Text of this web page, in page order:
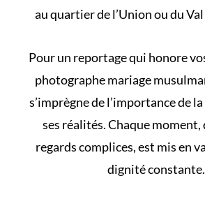
au quartier de l’Union ou du
Pour un reportage qui honore
photographe mariage
s’imprègne de l’importance de
ses réalités. Chaque
regards complices, est mis en
dignité constante.